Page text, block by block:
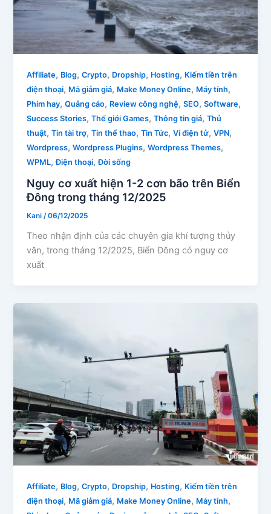
Affiliate, Blog,Crypto, Dropship, Hosting, Kiếm tiền trên
điện thoại, Mã giảm giá, Make Money Online, Máy tính,
Phim hay,Quảng cáo, Review công nghệ,SEO,Software,
Success Stories,Thế giới Games,Thông tin giá,Thủ
thuật,Tin tài trợ,Tin thể thao,Tin Tức,Ví điện tử,VPN,
Wordpress,Wordpress Plugins,Wordpress Themes,
WPML,Điện thoại,Đời sống
Nguy cơ xuất hiện 1-2 cơn bão trên Biển
Đông trong tháng 12/2025
Kani/06/12/2025
Theo nhận định của các chuyên gia khí tượng thủy
văn, trong tháng 12/2025, Biển Đông có nguy cơ
xuất
Affiliate, Blog,Crypto, Dropship, Hosting, Kiếm tiền trên
điện thoại, Mã giảm giá, Make Money Online, Máy tính,